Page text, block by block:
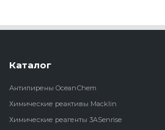
Каталог
Антипирены OceanСhem
Химические реактивы Macklin
Химические реагенты 3ASenrise